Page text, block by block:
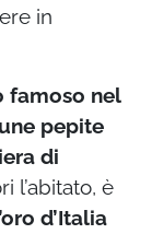
in
famoso nel
pepite
di
l’abitato, è
d’Italia